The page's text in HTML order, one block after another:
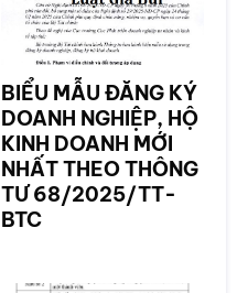
BIỂU MẪU ĐĂNG KÝ
DOANH NGHIỆP, HỘ
KINH DOANH MỚI
NHẤT THEO THÔNG
TƯ 68/2025/TT-
BTC